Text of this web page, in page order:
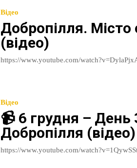
Відео
Добропілля.
(відео)
Відео
📹 6 грудня – День
Добропілля (відео)